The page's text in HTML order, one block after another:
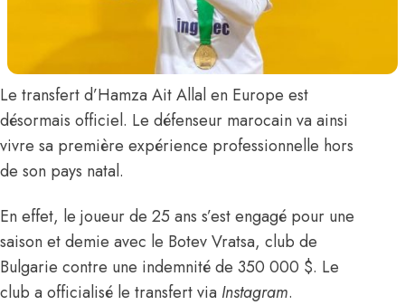
Le transfert d’Hamza Ait Allalen Europe est
désormais officiel. Le défenseur marocain va ainsi
vivre sa première expérience professionnelle hors
de son pays natal.
En effet, le joueur de 25 ans s’est engagé pour une
saison et demie avec le Botev Vratsa, club de
Bulgarie contre une indemnité de 350 000 $. Le
club a officialisé le transfertvia Instagram.